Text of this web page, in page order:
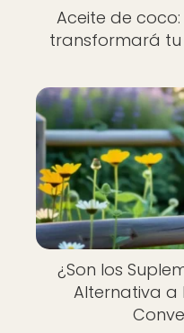
Aceite de
transformará tu
¿Son los
Alternativa a